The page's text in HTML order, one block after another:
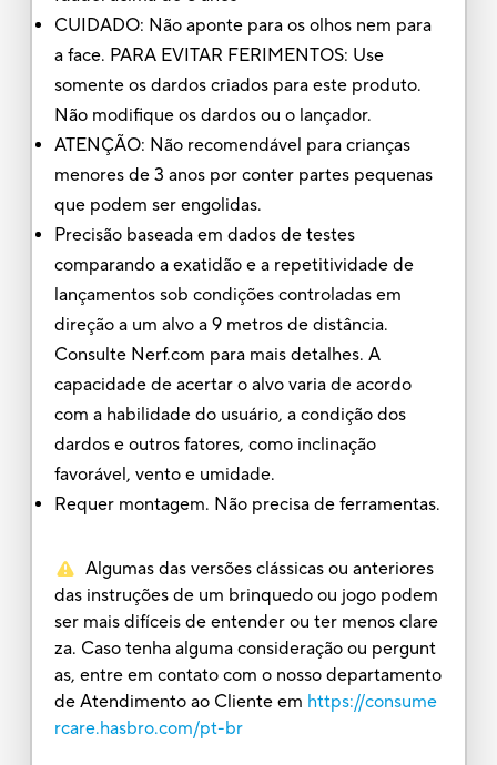
CUIDADO: Não aponte para os olhos nem para
a face. PARA EVITAR FERIMENTOS: Use
somente os dardos criados para este produto.
Não modifique os dardos ou o lançador.
ATENÇÃO: Não recomendável para crianças
menores de 3 anos por conter partes pequenas
que podem ser engolidas.
Precisão baseada em dados de testes
comparando a exatidão e a repetitividade de
lançamentos sob condições controladas em
direção a um alvo a 9 metros de distância.
Consulte Nerf.com para mais detalhes. A
capacidade de acertar o alvo varia de acordo
com a habilidade do usuário, a condição dos
dardos e outros fatores, como inclinação
favorável, vento e umidade.
Requer montagem. Não precisa de ferramentas.
Algumas das versões clássicas ou anteriores
das instruções de um brinquedo ou jogo podem
ser mais difíceis de entender ou ter menos clare
za. Caso tenha alguma consideração ou pergunt
as, entre em contato com o nosso departamento
de Atendimento ao Cliente em https://consume
rcare.hasbro.com/pt-br